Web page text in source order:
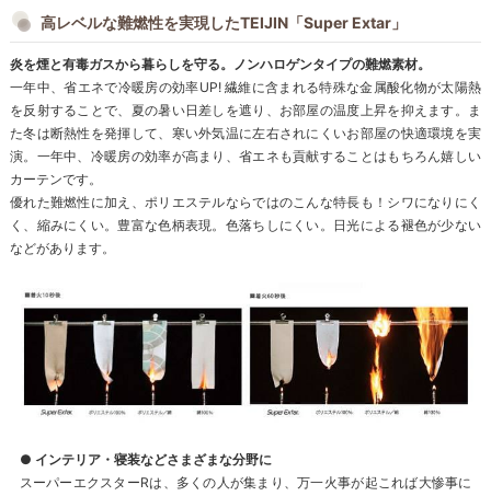
高レベルな難燃性を実現したTEIJIN「Super Extar」
炎を煙と有毒ガスから暮らしを守る。ノンハロゲンタイプの難燃素材。
一年中、省エネで冷暖房の効率UP! 繊維に含まれる特殊な金属酸化物が太陽熱
を反射することで、夏の暑い日差しを遮り、お部屋の温度上昇を抑えます。ま
た冬は断熱性を発揮して、寒い外気温に左右されにくいお部屋の快適環境を実
演。一年中、冷暖房の効率が高まり、省エネも貢献することはもちろん嬉しい
カーテンです。
優れた難燃性に加え、ポリエステルならではのこんな特長も！シワになりにく
く、縮みにくい。豊富な色柄表現。色落ちしにくい。日光による褪色が少ない
などがあります。
● インテリア・寝装などさまざまな分野に
スーパーエクスターRは、多くの人が集まり、万一火事が起これば大惨事に